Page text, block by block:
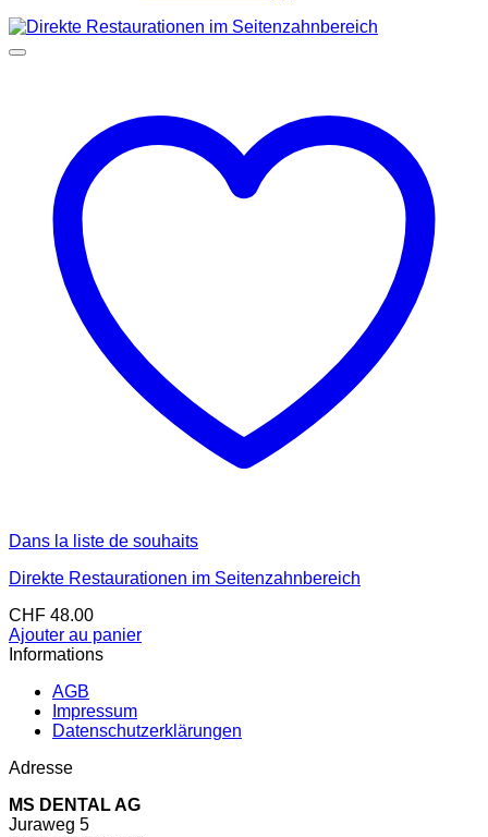
Dans la liste de souhaits
Direkte Restaurationen im Seitenzahnbereich
CHF 48.00
Ajouter au panier
Informations
AGB
Impressum
Datenschutzerklärungen
Adresse
MS DENTAL AG
Juraweg 5